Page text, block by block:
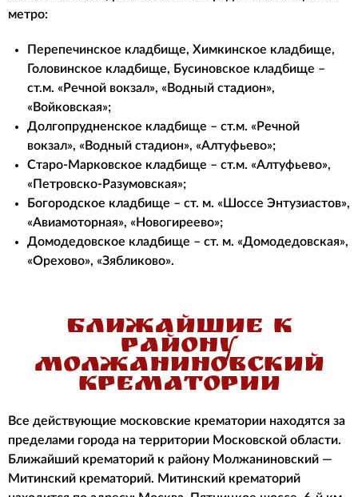
метро:
Перепечинское кладбище, Химкинское кладбище,
Головинское кладбище, Бусиновское кладбище –
ст.м. «Речной вокзал», «Водный стадион»,
«Войковская»;
Долгопрудненское кладбище – ст.м. «Речной
вокзал», «Водный стадион», «Алтуфьево»;
Старо-Марковское кладбище – ст.м. «Алтуфьево»,
«Петровско-Разумовская»;
Богородское кладбище – ст. м. «Шоссе Энтузиастов»,
«Авиамоторная», «Новогиреево»;
Домодедовское кладбище – ст. м. «Домодедовская»,
«Орехово», «Зябликово».
БЛИЖАЙШИЕ К
РАЙОНУ
МОЛЖАНИНОВСКИЙ
КРЕМАТОРИИ
Все действующие московские крематории находятся за
пределами города на территории Московской области.
Ближайший крематорий к району Молжаниновский —
Митинский крематорий. Митинский крематорий